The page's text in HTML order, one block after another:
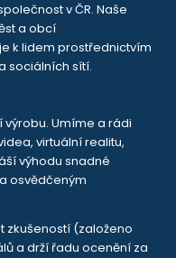
v ČR. Naše
a obcí
k lidem prostřednictvím
sociálních sítí.
Umíme a rádi
virtuální realitu,
výhodu snadné
osvědčeným
zkušeností (založeno
a drží řadu ocenění za